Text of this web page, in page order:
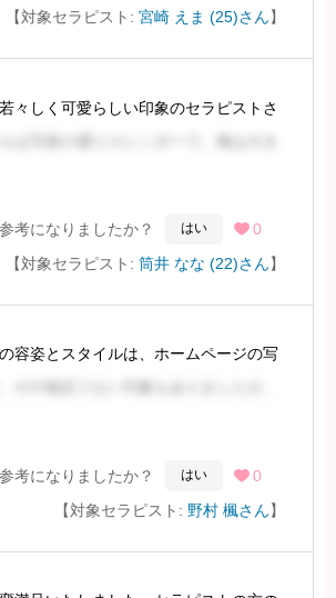
の加藤綾子さんに少し似てお
【対象セラピスト: 宮崎 えま (25)さん】
々しく可愛らしい印象のセラピストさ
全体的なバランスが良いです。マスク
いうよりは可愛らしい印象
続きを見るには会員登録
考になりましたか？ はい  0
【対象セラピスト: 筒井 なな (22)さん】
容姿とスタイルは、ホームページの写
範囲内でした。スタイルは良好で、程
と一致していました。
続きを見るには会員登録
考になりましたか？ はい  0
【対象セラピスト: 野村 楓さん】